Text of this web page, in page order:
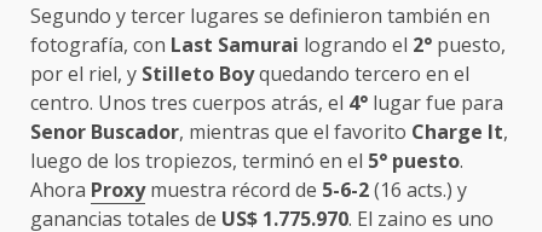
Segundo y tercer lugares se definieron también en
fotografía, con Last Samurai logrando el 2° puesto,
por el riel, y Stilleto Boyquedando tercero en el
centro. Unos tres cuerpos atrás, el 4° lugar fue para
Senor Buscador, mientras que el favorito Charge It,
luego de los tropiezos, terminó en el 5° puesto.
Ahora Proxymuestra récord de 5-6-2(16 acts.) y
ganancias totales de US$ 1.775.970. El zaino es uno